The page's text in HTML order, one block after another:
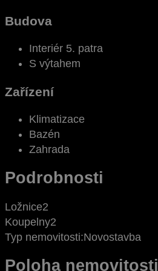
Budova
Interiér 5. patra
S výtahem
Zařízení
Klimatizace
Bazén
Zahrada
Podrobnosti
Ložnice2
Koupelny2
Typ nemovitosti:Novostavba
Poloha nemovitosti